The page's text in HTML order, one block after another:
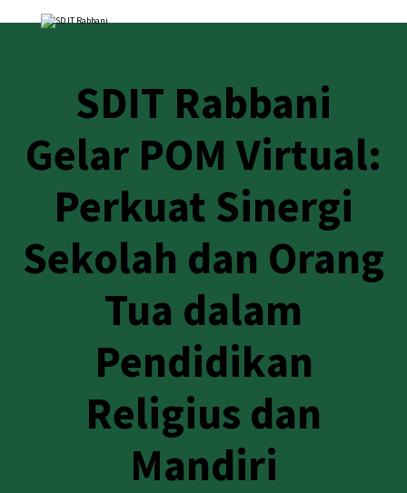
SDIT Rabbani
Gelar POM Virtual:
Perkuat Sinergi
Sekolah dan Orang
Tua dalam
Pendidikan
Religius dan
Mandiri